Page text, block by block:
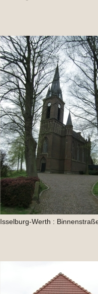
Isselburg-Werth :